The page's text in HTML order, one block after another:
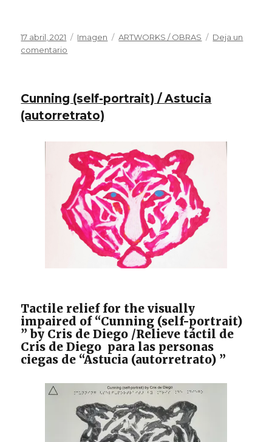
Publicado
el
17 abril, 2021 Formato
Imagen Categorías
ARTWORKS / OBRAS
Deja un
comentario
the
sea
of
«Europa:
construyendo
inclusión»
CERMI,
2021)
/
sonido
de
la
portada
del
libro
inclusión»
CERMI,
2021)
Cunning (self-portrait) / Astucia
(autorretrato)
Tactile relief for the visually
impaired of “Cunning (self-portrait)
” by Cris de Diego /Relieve táctil de
Cris de Diego para las personas
ciegas de “Astucia (autorretrato) ”